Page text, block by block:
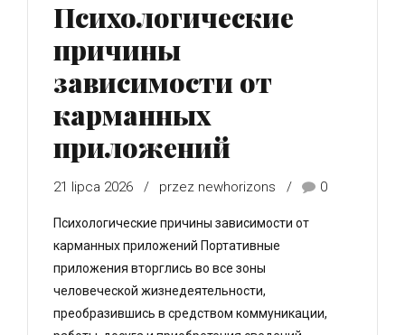
Психологические
причины
зависимости от
карманных
приложений
21 lipca 2026 przez newhorizons 0
Психологические причины зависимости от
карманных приложений Портативные
приложения вторглись во все зоны
человеческой жизнедеятельности,
преобразившись в средством коммуникации,